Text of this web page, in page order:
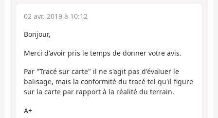
02 avr. 2019 à 10:12
Bonjour,
Merci d'avoir pris le temps de donner votre avis.
Par "Tracé sur carte" il ne s'agit pas d'évaluer le
balisage, mais la conformité du tracé tel qu'il figure
sur la carte par rapport à la réalité du terrain.
A+